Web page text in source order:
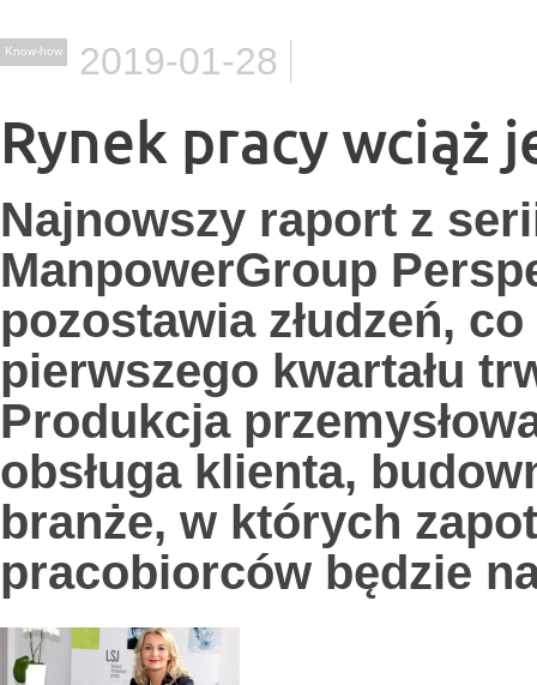
Know-how 2019-01-28
Rynek pracy wciąż
Najnowszy raport z
ManpowerGroup
pozostawia złudzeń,
pierwszego kwartału
Produkcja
obsługa klienta,
branże, w których
pracobiorców będzie